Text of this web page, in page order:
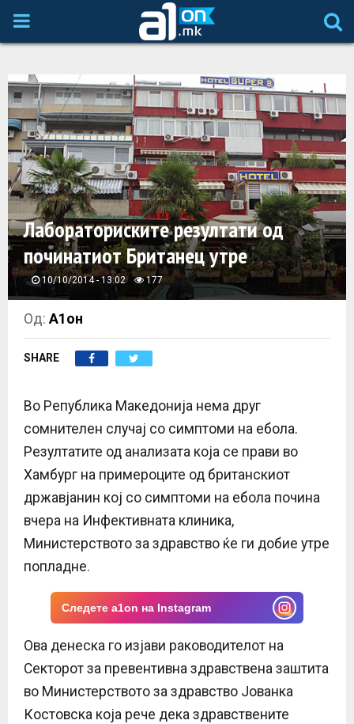
P
I
M
A
R
Y
M
E
N
U
Лабораториските резултати од
починатиот Британец утре
10/10/2014 - 13:02 177
Од:А1он
SHARE
Во Република Македонија нема друг
сомнителен случај со симптоми на ебола.
Резултатите од анализата која се прави во
Хамбург на примероците од британскиот
државјанин кој со симптоми на ебола почина
вчера на Инфективната клиника,
Министерството за здравство ќе ги добие утре
попладне.
Следете a1on на Instagram
Ова денеска го изјави раководителот на
Секторот за превентивна здравствена заштита
во Министерството за здравство Јованка
Костовска која рече дека здравствените